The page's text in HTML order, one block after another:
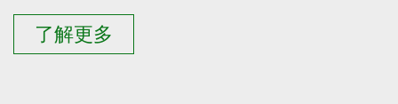
了解更多